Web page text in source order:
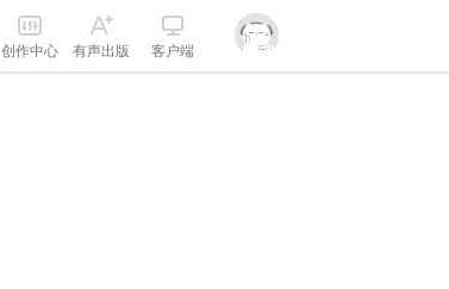
创作中心 有声出版 客户端